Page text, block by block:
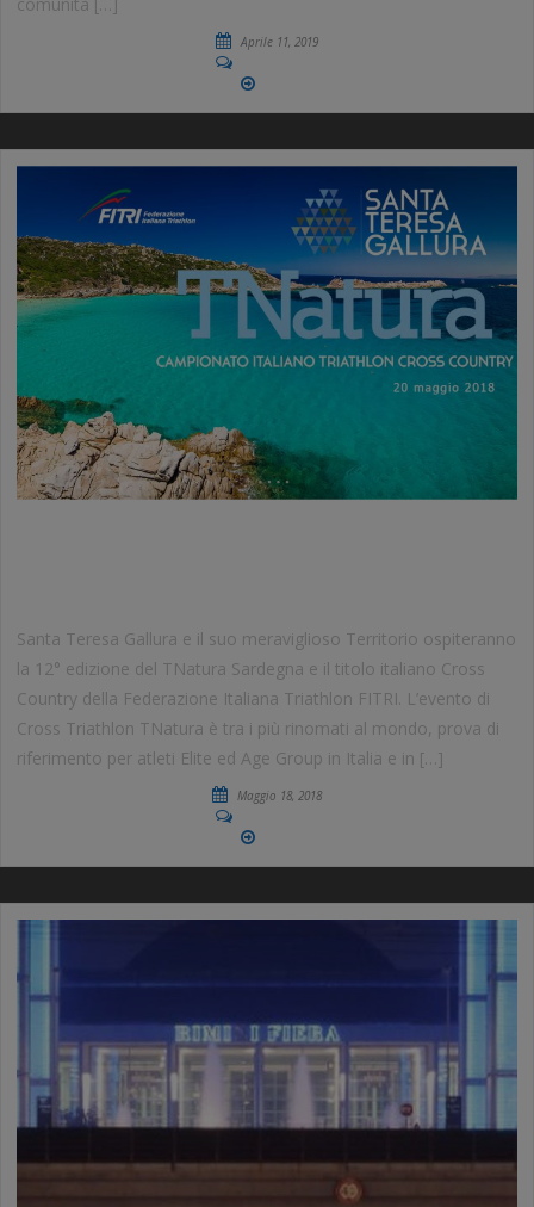
Aprile 11, 2019
Santa Teresa Gallura e il suo meraviglioso Territorio ospiteranno
la 12° edizione del TNatura Sardegna e il titolo italiano Cross
Country della Federazione Italiana Triathlon FITRI. L’evento di
Cross Triathlon TNatura è tra i più rinomati al mondo, prova di
riferimento per atleti Elite ed Age Group in Italia e in […]
Maggio 18, 2018